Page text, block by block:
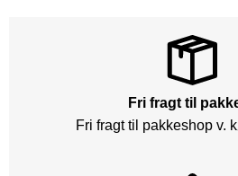
Fri fragt til
Fri fragt til pakkeshop v.